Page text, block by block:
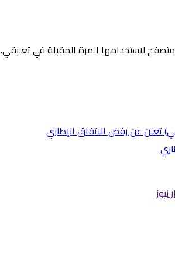
لاستخدامها المرة المقبلة في تعليقي.